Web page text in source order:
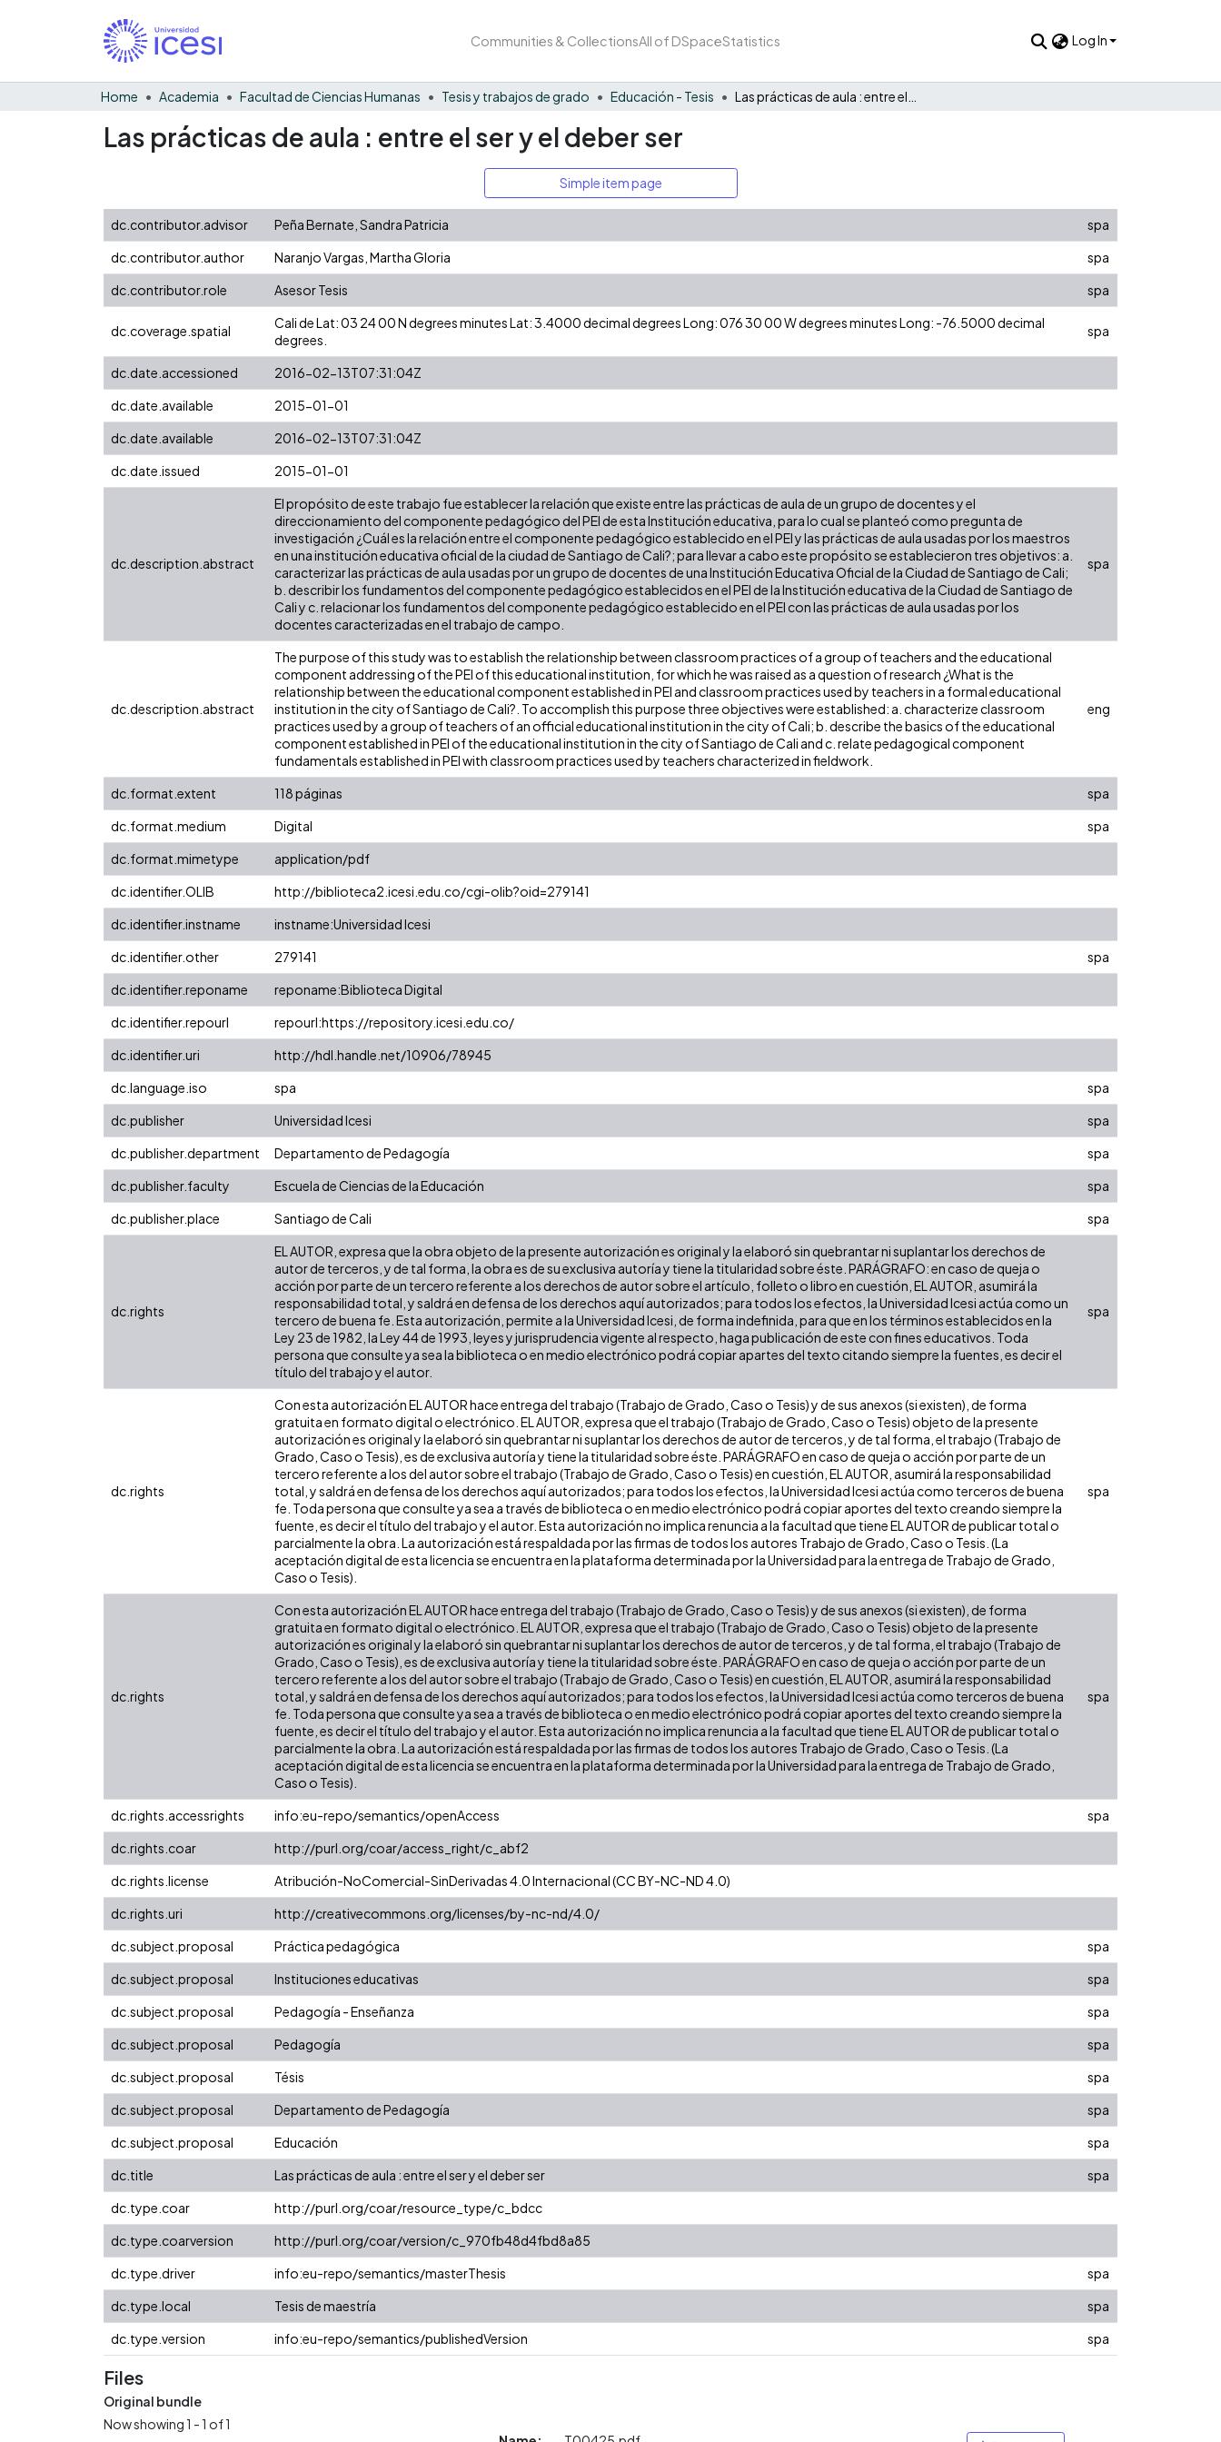
Communities & CollectionsAll of DSpaceStatistics Log In
Home Academia Facultad de Ciencias Humanas Tesis y trabajos de grado Educación - Tesis
Las prácticas de aula : entre el ser y el deber ser
Simple item page
dc.contributor.advisor Peña Bernate, Sandra Patricia
spa
dc.contributor.author
Naranjo Vargas, Martha Gloria
spa
dc.contributor.role
Asesor Tesis spa
dc.coverage.spatial
Cali de Lat: 03 24 00 N degrees minutes Lat: 3.4000 decimal degrees Long: 076 30 00 W degrees minutes Long: -76.5000 decimal
degrees.
spa
dc.date.accessioned
2016-02-13T07:31:04Z
dc.date.available
2015-01-01
dc.date.available
2016-02-13T07:31:04Z
dc.date.issued
2015-01-01
dc.description.abstract
El propósito de este trabajo fue establecer la relación que existe entre las prácticas de aula de un grupo de docentes y el
direccionamiento del componente pedagógico del PEI de esta Institución educativa, para lo cual se planteó como pregunta de
investigación ¿Cuál es la relación entre el componente pedagógico establecido en el PEI y las prácticas de aula usadas por los maestros
en una institución educativa oficial de la ciudad de Santiago de Cali?; para llevar a cabo este propósito se establecieron tres objetivos: a.
caracterizar las prácticas de aula usadas por un grupo de docentes de una Institución Educativa Oficial de la Ciudad de Santiago de Cali;
b. describir los fundamentos del componente pedagógico establecidos en el PEI de la Institución educativa de la Ciudad de Santiago de
Cali y c. relacionar los fundamentos del componente pedagógico establecido en el PEI con las prácticas de aula usadas por los
docentes caracterizadas en el trabajo de campo.
spa
dc.description.abstract
The purpose of this study was to establish the relationship between classroom practices of a group of teachers and the educational
component addressing of the PEI of this educational institution, for which he was raised as a question of research ¿What is the
relationship between the educational component established in PEI and classroom practices used by teachers in a formal educational
institution in the city of Santiago de Cali?. To accomplish this purpose three objectives were established: a. characterize classroom
practices used by a group of teachers of an official educational institution in the city of Cali; b. describe the basics of the educational
component established in PEI of the educational institution in the city of Santiago de Cali and c. relate pedagogical component
fundamentals established in PEI with classroom practices used by teachers characterized in fieldwork.
eng
dc.format.extent 118 páginas
spa
dc.format.medium
Digital
spa
dc.format.mimetype
application/pdf
dc.identifier.OLIB
http://biblioteca2.icesi.edu.co/cgi-olib?oid=279141
dc.identifier.instname
instname:Universidad Icesi
dc.identifier.other
279141
spa
dc.identifier.reponame
reponame:Biblioteca Digital
dc.identifier.repourl
repourl:https://repository.icesi.edu.co/
dc.identifier.uri
http://hdl.handle.net/10906/78945
dc.language.iso
spa
spa
dc.publisher
Universidad Icesi
spa
dc.publisher.department
Departamento de Pedagogía
spa
dc.publisher.faculty
Escuela de Ciencias de la Educación
spa
dc.publisher.place
Santiago de Cali spa
dc.rights
EL AUTOR, expresa que la obra objeto de la presente autorización es original y la elaboró sin quebrantar ni suplantar los derechos de
autor de terceros, y de tal forma, la obra es de su exclusiva autoría y tiene la titularidad sobre éste. PARÁGRAFO: en caso de queja o
acción por parte de un tercero referente a los derechos de autor sobre el artículo, folleto o libro en cuestión, EL AUTOR, asumirá la
responsabilidad total, y saldrá en defensa de los derechos aquí autorizados; para todos los efectos, la Universidad Icesi actúa como un
tercero de buena fe. Esta autorización, permite a la Universidad Icesi, de forma indefinida, para que en los términos establecidos en la
Ley 23 de 1982, la Ley 44 de 1993, leyes y jurisprudencia vigente al respecto, haga publicación de este con fines educativos. Toda
persona que consulte ya sea la biblioteca o en medio electrónico podrá copiar apartes del texto citando siempre la fuentes, es decir el
título del trabajo y el autor.
spa
dc.rights
Con esta autorización EL AUTOR hace entrega del trabajo (Trabajo de Grado, Caso o Tesis) y de sus anexos (si existen), de forma
gratuita en formato digital o electrónico. EL AUTOR, expresa que el trabajo (Trabajo de Grado, Caso o Tesis) objeto de la presente
autorización es original y la elaboró sin quebrantar ni suplantar los derechos de autor de terceros, y de tal forma, el trabajo (Trabajo de
Grado, Caso o Tesis), es de exclusiva autoría y tiene la titularidad sobre éste. PARÁGRAFO en caso de queja o acción por parte de un
tercero referente a los del autor sobre el trabajo (Trabajo de Grado, Caso o Tesis) en cuestión, EL AUTOR, asumirá la responsabilidad
total, y saldrá en defensa de los derechos aquí autorizados; para todos los efectos, la Universidad Icesi actúa como terceros de buena
fe. Toda persona que consulte ya sea a través de biblioteca o en medio electrónico podrá copiar aportes del texto creando siempre la
fuente, es decir el título del trabajo y el autor. Esta autorización no implica renuncia a la facultad que tiene EL AUTOR de publicar total o
parcialmente la obra. La autorización está respaldada por las firmas de todos los autores Trabajo de Grado, Caso o Tesis. (La
aceptación digital de esta licencia se encuentra en la plataforma determinada por la Universidad para la entrega de Trabajo de Grado,
Caso o Tesis).
spa
dc.rights
Con esta autorización EL AUTOR hace entrega del trabajo (Trabajo de Grado, Caso o Tesis) y de sus anexos (si existen), de forma
gratuita en formato digital o electrónico. EL AUTOR, expresa que el trabajo (Trabajo de Grado, Caso o Tesis) objeto de la presente
autorización es original y la elaboró sin quebrantar ni suplantar los derechos de autor de terceros, y de tal forma, el trabajo (Trabajo de
Grado, Caso o Tesis), es de exclusiva autoría y tiene la titularidad sobre éste. PARÁGRAFO en caso de queja o acción por parte de un
tercero referente a los del autor sobre el trabajo (Trabajo de Grado, Caso o Tesis) en cuestión, EL AUTOR, asumirá la responsabilidad
total, y saldrá en defensa de los derechos aquí autorizados; para todos los efectos, la Universidad Icesi actúa como terceros de buena
fe. Toda persona que consulte ya sea a través de biblioteca o en medio electrónico podrá copiar aportes del texto creando siempre la
fuente, es decir el título del trabajo y el autor. Esta autorización no implica renuncia a la facultad que tiene EL AUTOR de publicar total o
parcialmente la obra. La autorización está respaldada por las firmas de todos los autores Trabajo de Grado, Caso o Tesis. (La
aceptación digital de esta licencia se encuentra en la plataforma determinada por la Universidad para la entrega de Trabajo de Grado,
Caso o Tesis).
spa
dc.rights.accessrights info:eu-repo/semantics/openAccess
spa
dc.rights.coar
http://purl.org/coar/access_right/c_abf2
dc.rights.license
Atribución-NoComercial-SinDerivadas 4.0 Internacional (CC BY-NC-ND 4.0)
dc.rights.uri
http://creativecommons.org/licenses/by-nc-nd/4.0/
dc.subject.proposal
Práctica pedagógica
spa
dc.subject.proposal
Instituciones educativas
spa
dc.subject.proposal
Pedagogía - Enseñanza
spa
dc.subject.proposal
Pedagogía
spa
dc.subject.proposal
Tésis
spa
dc.subject.proposal
Departamento de Pedagogía
spa
dc.subject.proposal
Educación
spa
dc.title
Las prácticas de aula : entre el ser y el deber ser
spa
dc.type.coar
http://purl.org/coar/resource_type/c_bdcc
dc.type.coarversion
http://purl.org/coar/version/c_970fb48d4fbd8a85
dc.type.driver
info:eu-repo/semantics/masterThesis
spa
dc.type.local
Tesis de maestría
spa
dc.type.version
info:eu-repo/semantics/publishedVersion spa
Files
Original bundle
Now showing1 - 1 of 1